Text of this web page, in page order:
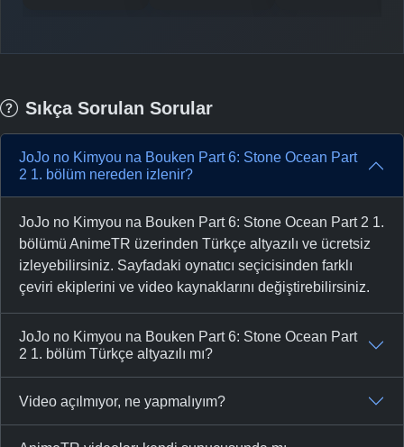
Sıkça Sorulan Sorular
JoJo no Kimyou na Bouken Part 6: Stone Ocean Part
2 1. bölüm nereden izlenir?
JoJo no Kimyou na Bouken Part 6: Stone Ocean Part 2 1.
bölümü AnimeTR üzerinden Türkçe altyazılı ve ücretsiz
izleyebilirsiniz. Sayfadaki oynatıcı seçicisinden farklı
çeviri ekiplerini ve video kaynaklarını değiştirebilirsiniz.
JoJo no Kimyou na Bouken Part 6: Stone Ocean Part
2 1. bölüm Türkçe altyazılı mı?
Video açılmıyor, ne yapmalıyım?